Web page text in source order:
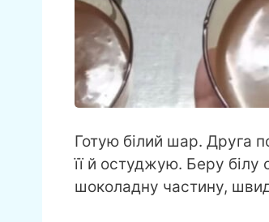
Готую білий шар. Друга
її й остуджую. Беру
шоколадну частину,